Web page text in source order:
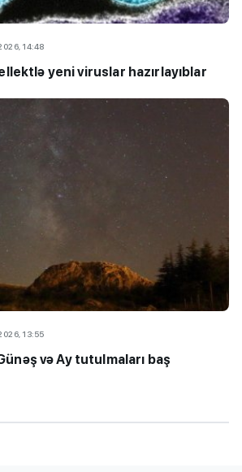
14:48
yeni viruslar hazırlayıblar
13:55
və Ay tutulmaları baş